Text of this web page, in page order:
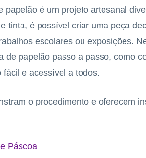
papelão é um projeto artesanal
tinta, é possível criar uma peça
escolares ou exposições.
de papelão passo a passo, como
fácil e acessível a todos.
o procedimento e oferecem
Páscoa